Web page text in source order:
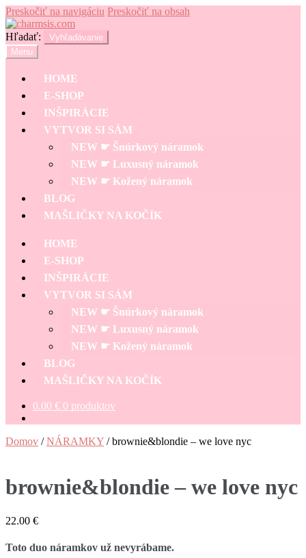
Preskočiť na navigáciu Preskočiť na obsah
Hľadať:
Vyhľadávanie
Menu
HOME
E-SHOP
INŠPIRÁCIE
VYTVOR SI SÁM
NEW ☛ Šnúrkový náramok
NEW ☛ Luxusný náramok
NEW ☛ Kožený náramok
BLOG
MAŠLIČKY NA KOČÍK
HOME
E-SHOP
INŠPIRÁCIE
VYTVOR SI SÁM
NEW ☛ Šnúrkový náramok
NEW ☛ Luxusný náramok
NEW ☛ Kožený náramok
BLOG
MAŠLIČKY NA KOČÍK
0.00 € 0 produktov
Domov /NÁRAMKY /brownie&blondie – we love nyc
brownie&blondie – we love nyc
22.00 €
Toto duo náramkov už nevyrábame.